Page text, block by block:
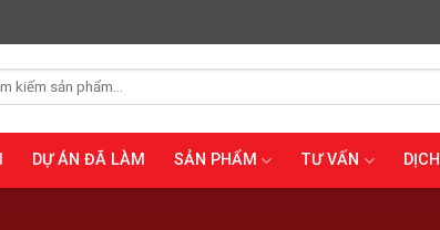
DỰ ÁN ĐÃ LÀM SẢN PHẨM TƯ VẤN